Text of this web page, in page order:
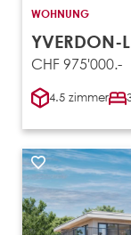
WOHNUNG
YVERDON-
CHF 975'000.-
4.5 zimmer